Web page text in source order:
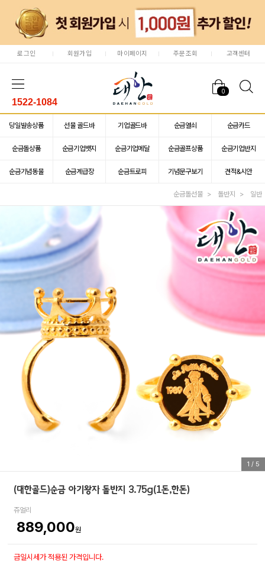
로그인 회원가입 마이페이지 주문조회 고객센터
0
1522-1084
당일발송상품 선물 골드바 기업골드바 순금열쇠 순금카드
순금돌상품 순금기업뱃지 순금기업메달 순금골프상품 순금기업반지
순금기념동물 순금계급장 순금트로피 기념문구보기 견적&시안
순금돌선물 돌반지 일반
1 / 5
(대한골드)순금 아기왕자 돌반지 3.75g(1돈,한돈)
쥬얼리
889,000원
금일시세가 적용된 가격입니다.